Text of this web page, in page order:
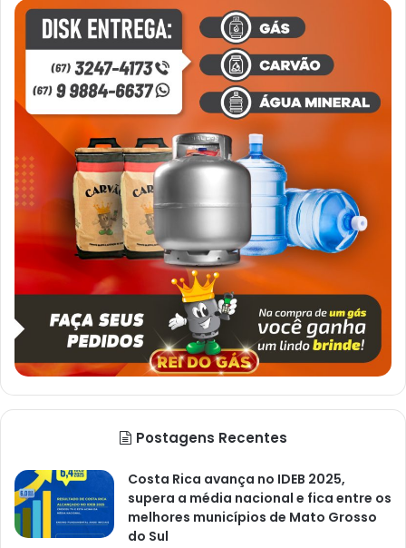
Postagens Recentes
Costa Rica avança no IDEB 2025,
supera a média nacional e fica entre os
melhores municípios de Mato Grosso
do Sul